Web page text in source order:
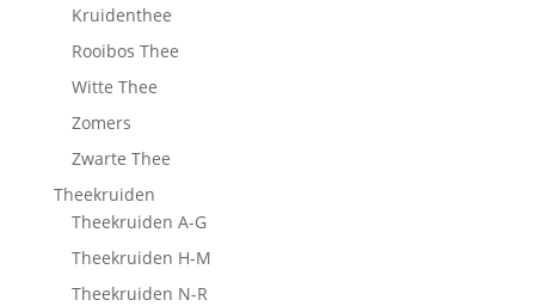
Kruidenthee
Rooibos Thee
Witte Thee
Zomers
Zwarte Thee
Theekruiden
Theekruiden A-G
Theekruiden H-M
Theekruiden N-R